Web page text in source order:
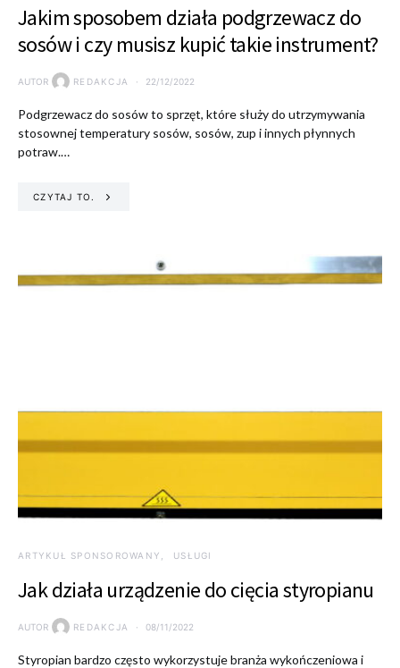
Jakim sposobem działa podgrzewacz do
sosów i czy musisz kupić takie instrument?
AUTOR REDAKCJA 22/12/2022
Podgrzewacz do sosów to sprzęt, które służy do utrzymywania
stosownej temperatury sosów, sosów, zup i innych płynnych
potraw.…
CZYTAJ TO.
ARTYKUŁ SPONSOROWANY USŁUGI
Jak działa urządzenie do cięcia styropianu
AUTOR REDAKCJA 08/11/2022
Styropian bardzo często wykorzystuje branża wykończeniowa i